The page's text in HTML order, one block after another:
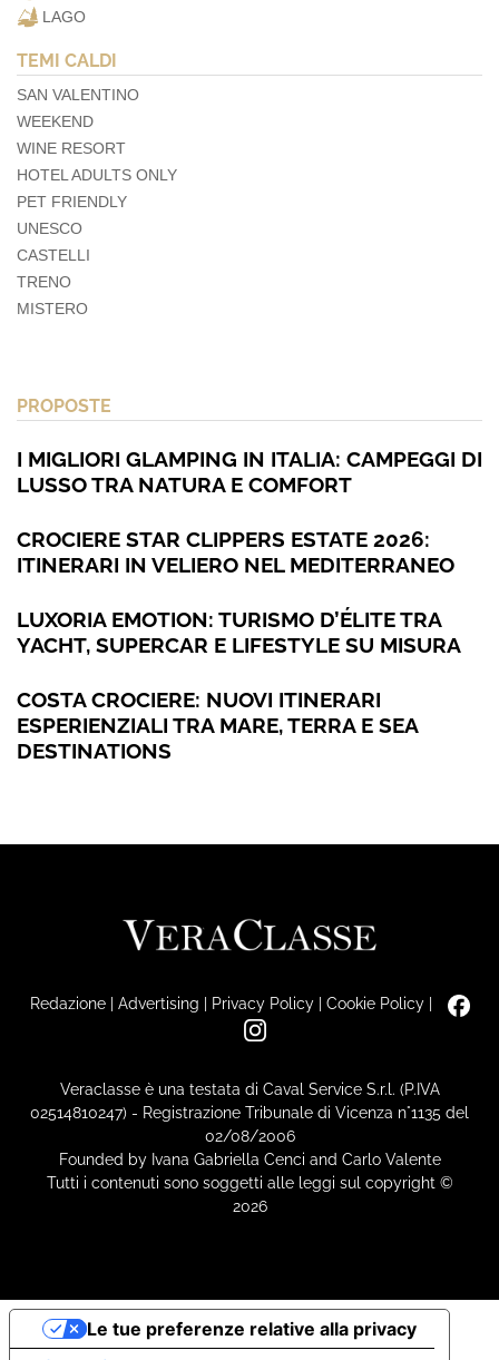
LAGO
TEMI CALDI
SAN VALENTINO
WEEKEND
WINE RESORT
HOTEL ADULTS ONLY
PET FRIENDLY
UNESCO
CASTELLI
TRENO
MISTERO
PROPOSTE
I MIGLIORI GLAMPING IN ITALIA: CAMPEGGI DI
LUSSO TRA NATURA E COMFORT
CROCIERE STAR CLIPPERS ESTATE 2026:
ITINERARI IN VELIERO NEL MEDITERRANEO
LUXORIA EMOTION: TURISMO D’ÉLITE TRA
YACHT, SUPERCAR E LIFESTYLE SU MISURA
COSTA CROCIERE: NUOVI ITINERARI
ESPERIENZIALI TRA MARE, TERRA E SEA
DESTINATIONS
Redazione| Advertising | Privacy Policy| Cookie Policy|
Veraclasse è una testata di Caval Service S.r.l. (P.IVA
02514810247) - Registrazione Tribunale di Vicenza n°1135 del
02/08/2006
Founded by Ivana Gabriella Cenci and Carlo Valente
Tutti i contenuti sono soggetti alle leggi sul copyright ©
2026
Le tue preferenze relative alla privacy